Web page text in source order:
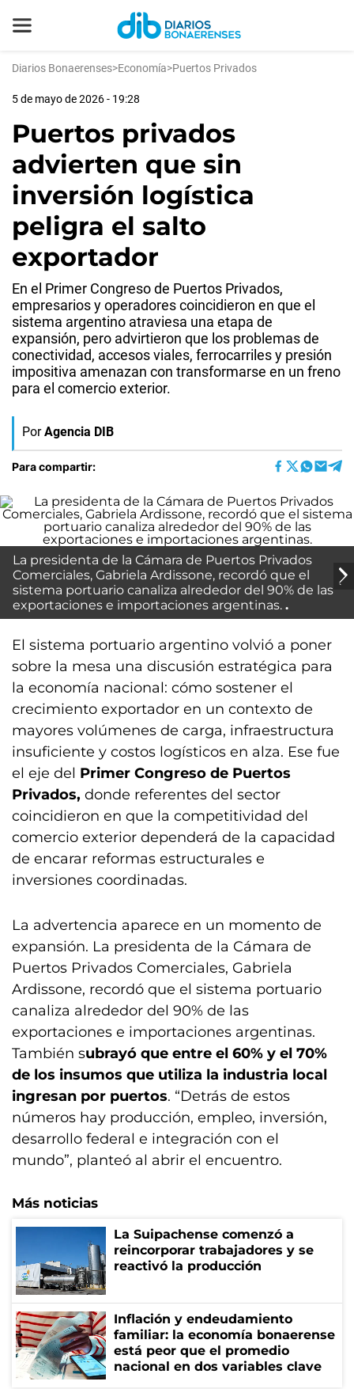
Diarios Bonaerenses>Economía>Puertos Privados
5 de mayo de 2026 - 19:28
Puertos privados
advierten que sin
inversión logística
peligra el salto
exportador
En el Primer Congreso de Puertos Privados,
empresarios y operadores coincidieron en que el
sistema argentino atraviesa una etapa de
expansión, pero advirtieron que los problemas de
conectividad, accesos viales, ferrocarriles y presión
impositiva amenazan con transformarse en un freno
para el comercio exterior.
Por Agencia DIB
Para compartir:
La presidenta de la Cámara de Puertos Privados
Comerciales, Gabriela Ardissone, recordó que el
sistema portuario canaliza alrededor del 90% de las
exportaciones e importaciones argentinas.
El sistema portuario argentino volvió a poner
sobre la mesa una discusión estratégica para
la economía nacional: cómo sostener el
crecimiento exportador en un contexto de
mayores volúmenes de carga, infraestructura
insuficiente y costos logísticos en alza. Ese fue
el eje del Primer Congreso de Puertos
Privados, donde referentes del sector
coincidieron en que la competitividad del
comercio exterior dependerá de la capacidad
de encarar reformas estructurales e
inversiones coordinadas.
La advertencia aparece en un momento de
expansión. La presidenta de la Cámara de
Puertos Privados Comerciales, Gabriela
Ardissone, recordó que el sistema portuario
canaliza alrededor del 90% de las
exportaciones e importaciones argentinas.
También subrayó que entre el 60% y el 70%
de los insumos que utiliza la industria local
ingresan por puertos. “Detrás de estos
números hay producción, empleo, inversión,
desarrollo federal e integración con el
mundo”, planteó al abrir el encuentro.
Más noticias
La Suipachense comenzó a
reincorporar trabajadores y se
reactivó la producción
Inflación y endeudamiento
familiar: la economía bonaerense
está peor que el promedio
nacional en dos variables clave